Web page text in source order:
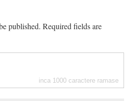
published. Required fields are
inca 1000 caractere ramase